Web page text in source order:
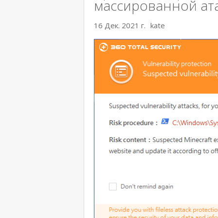
массированной
16 Дек. 2021 г. kate